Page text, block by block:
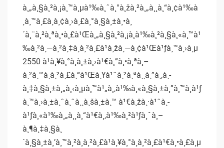
à¸„à¸§à¸²à¸¡à¸™à¸µà¹‰à¸ˆà¸°à¸žà¸²à¸„à¸¸à¸“à¸¢à¹‰à
¸­à¸™à¸£à¸­à¸¢à¸›à¸£à¸°à¸§à¸±à¸•à¸
´à¸¨à¸²à¸ªà¸•à¸£à¹Œà¸„à¸§à¸²à¸¡à¸à¹‰à¸²à¸§à¸«à¸™à¹
‰à¸²à¸—à¸²à¸‡à¸à¸²à¸£à¹à¸žà¸—à¸¢à¹Œà¹ƒà¸™à¸›à¸µ
2550 à¹à¸¥à¸°à¸­à¸±à¸›à¹€à¸”à¸•à¸ªà¸–
à¸²à¸™à¸à¸²à¸£à¸“à¹Œà¸¥à¹ˆà¸²à¸ªà¸¸à¸”à¸‚à¸­
à¸‡à¸§à¸±à¸„à¸‹à¸µà¸™à¹„à¸‚à¹‰à¸«à¸§à¸±à¸”à¸™à¸à¹ƒ
à¸™à¸›à¸±à¸ˆà¸ˆà¸¸à¸šà¸±à¸™ à¹€à¸žà¸·à¹ˆà¸­
à¹ƒà¸«à¹‰à¸„à¸¸à¸“à¹€à¸‚à¹‰à¸²à¹ƒà¸ˆà¸–
à¸¶à¸‡à¸§à¸
´à¸§à¸±à¸’à¸™à¸²à¸à¸²à¸£à¹à¸¥à¸°à¸à¸²à¸£à¹€à¸•à¸£à¸µ